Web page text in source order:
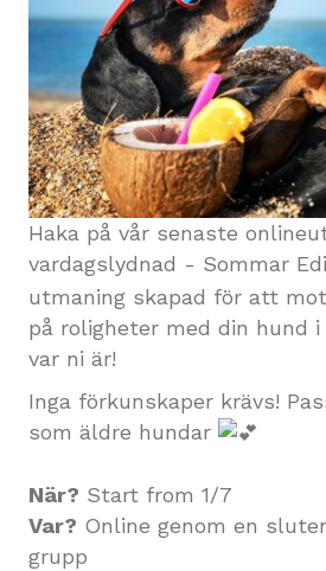
Haka på vår senaste
vardagslydnad - Sommar
utmaning skapad för att
på roligheter med din hund
var ni är!
Inga förkunskaper krävs!
som äldre hundar
När? Start from 1/7
Var? Online genom en
grupp